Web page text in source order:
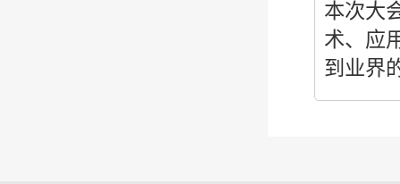
本次大
术、应
到业界